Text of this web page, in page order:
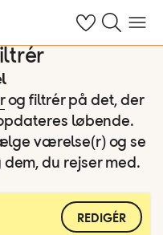
Se dine gemte
Søg påMenu
og filtrér på det, der
løbende.
værelse(r) og se
du rejser med.
REDIGÉR